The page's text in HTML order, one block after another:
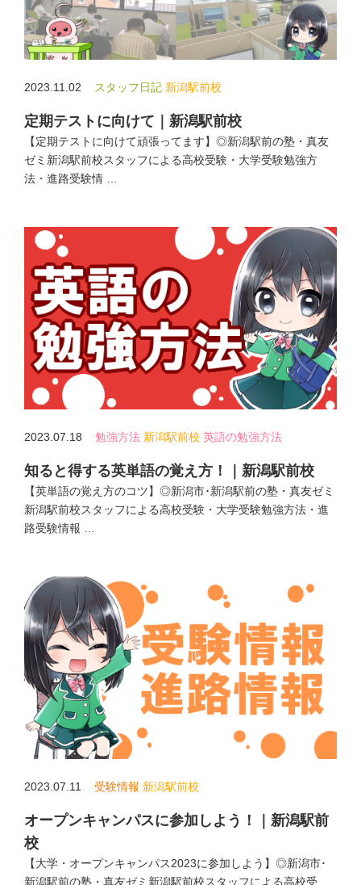
2023.11.02 スタッフ日記 新潟駅前校
定期テストに向けて｜新潟駅前校
【定期テストに向けて頑張ってます】◎新潟駅前の塾・真友
ゼミ新潟駅前校スタッフによる高校受験・大学受験勉強方
法・進路受験情 …
2023.07.18 勉強方法 新潟駅前校 英語の勉強方法
知ると得する英単語の覚え方！｜新潟駅前校
【英単語の覚え方のコツ】◎新潟市･新潟駅前の塾・真友ゼミ
新潟駅前校スタッフによる高校受験・大学受験勉強方法・進
路受験情報 …
2023.07.11 受験情報 新潟駅前校
オープンキャンパスに参加しよう！｜新潟駅前
校
【大学・オープンキャンパス2023に参加しよう】◎新潟市･
新潟駅前の塾・真友ゼミ新潟駅前校スタッフによる高校受